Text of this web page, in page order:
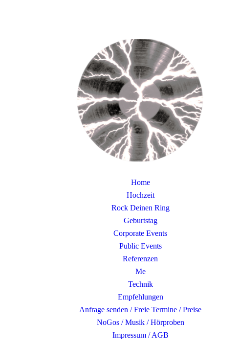
Home
Hochzeit
Rock Deinen Ring
Geburtstag
Corporate Events
Public Events
Referenzen
Me
Technik
Empfehlungen
Anfrage senden / Freie Termine / Preise
NoGos / Musik / Hörproben
Impressum / AGB